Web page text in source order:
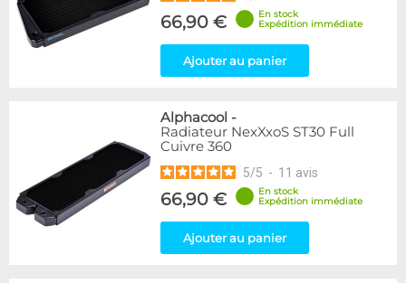
66,90 €
En stock
Expédition immédiate
Ajouter au panier
Alphacool -
Radiateur NexXxoS ST30 Full
Cuivre 360
5/5 - 11 avis
66,90 €
En stock
Expédition immédiate
Ajouter au panier